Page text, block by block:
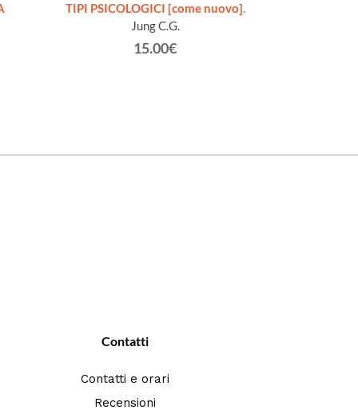
TIPI PSICOLOGICI [come nuovo].
Jung C.G.
15.00€
Contatti
Contatti e orari
Recensioni